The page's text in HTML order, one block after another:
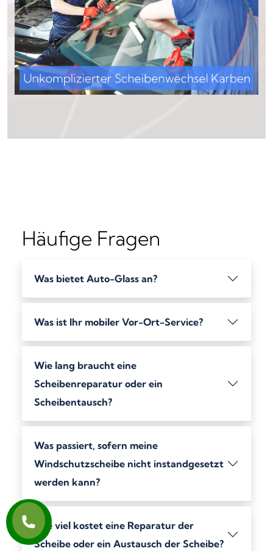
Häufige Fragen
Was bietet Auto-Glass an?
Was ist Ihr mobiler Vor-Ort-Service?
Wie lang braucht eine
Scheibenreparatur oder ein
Scheibentausch?
Was passiert, sofern meine
Windschutzscheibe nicht instandgesetzt
werden kann?
Wie viel kostet eine Reparatur der
Scheibe oder ein Austausch der Scheibe?